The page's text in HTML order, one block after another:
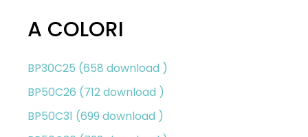
A COLORI
BP30C25 (658 download )
BP50C26 (712 download )
BP50C31 (699 download )